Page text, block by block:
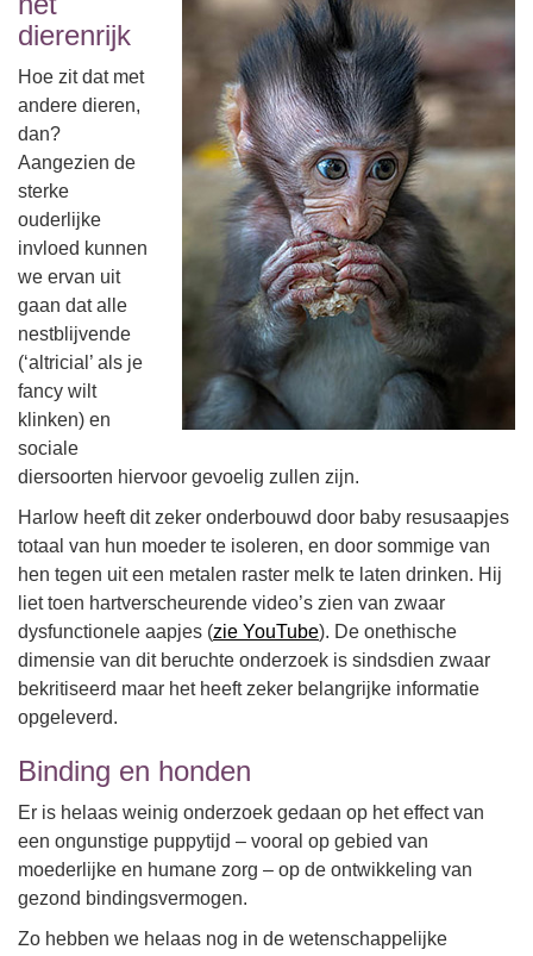
dierenrijk
Hoe zit dat met
andere dieren,
dan?
Aangezien de
sterke
ouderlijke
invloed kunnen
we ervan uit
gaan dat alle
nestblijvende
(‘altricial’ als je
fancy wilt
klinken) en
sociale
diersoorten hiervoor gevoelig zullen zijn.
Harlow heeft dit zeker onderbouwd door baby resusaapjes
totaal van hun moeder te isoleren, en door sommige van
hen tegen uit een metalen raster melk te laten drinken. Hij
liet toen hartverscheurende video’s zien van zwaar
dysfunctionele aapjes (zie YouTube). De onethische
dimensie van dit beruchte onderzoek is sindsdien zwaar
bekritiseerd maar het heeft zeker belangrijke informatie
opgeleverd.
Binding en honden
Er is helaas weinig onderzoek gedaan op het effect van
een ongunstige puppytijd – vooral op gebied van
moederlijke en humane zorg – op de ontwikkeling van
gezond bindingsvermogen.
Zo hebben we helaas nog in de wetenschappelijke